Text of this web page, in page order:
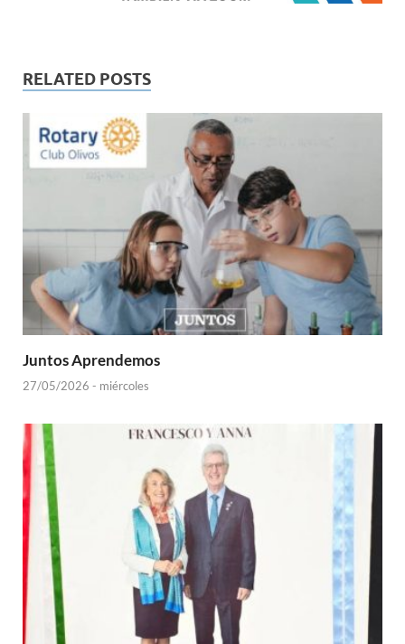
RELATED POSTS
Juntos Aprendemos
27/05/2026 - miércoles